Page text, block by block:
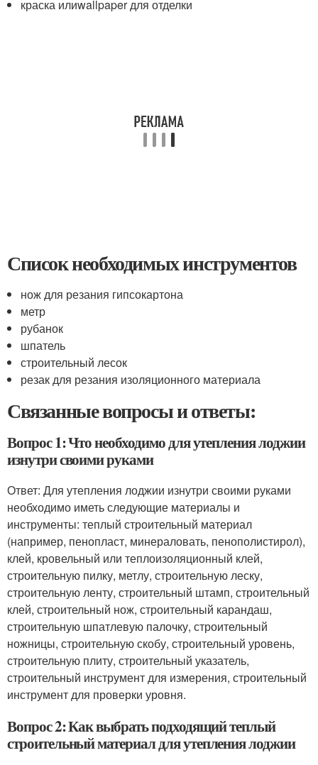
краска илиwallpaper для отделки
Список необходимых инструментов
нож для резания гипсокартона
метр
рубанок
шпатель
строительный лесок
резак для резания изоляционного материала
Связанные вопросы и ответы:
Вопрос 1: Что необходимо для утепления лоджии
изнутри своими руками
Ответ: Для утепления лоджии изнутри своими руками
необходимо иметь следующие материалы и
инструменты: теплый строительный материал
(например, пенопласт, минераловать, пенополистирол),
клей, кровельный или теплоизоляционный клей,
строительную пилку, метлу, строительную леску,
строительную ленту, строительный штамп, строительный
клей, строительный нож, строительный карандаш,
строительную шпатлевую палочку, строительный
ножницы, строительную скобу, строительный уровень,
строительную плиту, строительный указатель,
строительный инструмент для измерения, строительный
инструмент для проверки уровня.
Вопрос 2: Как выбрать подходящий теплый
строительный материал для утепления лоджии